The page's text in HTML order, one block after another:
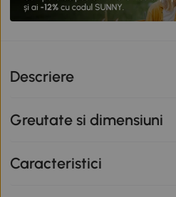
Descriere
Greutate si dimensiuni
Caracteristici